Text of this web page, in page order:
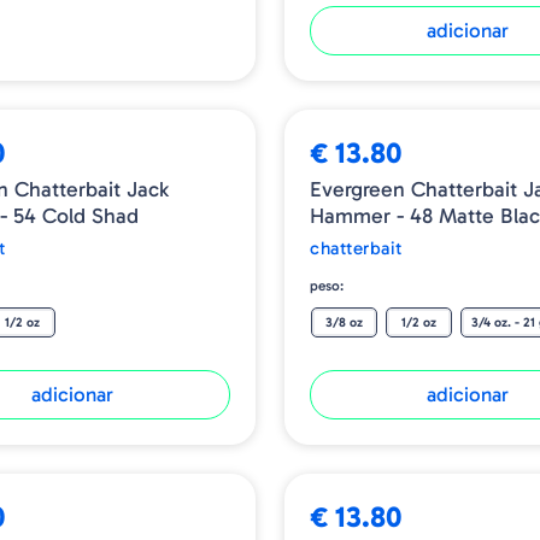
Ao atingir o fundo ou
irregular por um
Segure o trailer
trailers grandes e
Anzol de arame
deixa passar peixes
adicionar
Chatterbait Jack
54 Cold Shad
1/2 oz
adicionar
€ 13.80
Evergreen Chatterbait
Hammer - 48 Matte
chatterbait
peso:
3/8 oz 1/2 oz 3/4 oz. - 21
adicionar
€ 13.80